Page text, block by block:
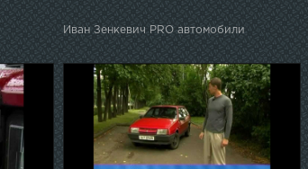
Иван Зенкевич PRO автомобили